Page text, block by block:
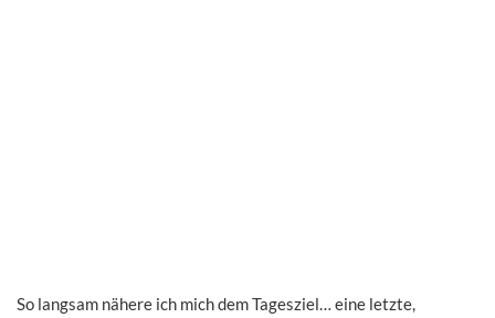
So langsam nähere ich mich dem Tagesziel… eine letzte,